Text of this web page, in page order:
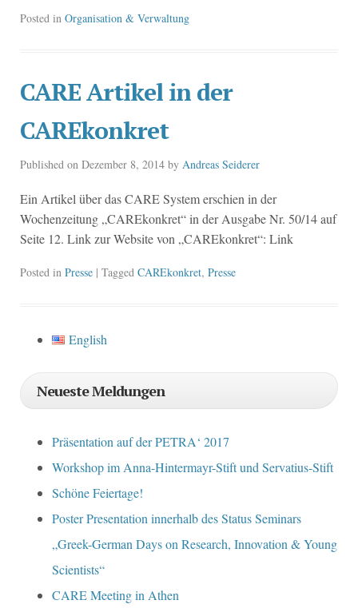
Posted in Organisation & Verwaltung
CARE Artikel in der
CAREkonkret
Published on Dezember 8, 2014 by Andreas Seiderer
Ein Artikel über das CARE System erschien in der
Wochenzeitung „CAREkonkret“ in der Ausgabe Nr. 50/14 auf
Seite 12. Link zur Website von „CAREkonkret“: Link
Posted in Presse | Tagged CAREkonkret, Presse
English
Neueste Meldungen
Präsentation auf der PETRA‘ 2017
Workshop im Anna-Hintermayr-Stift und Servatius-Stift
Schöne Feiertage!
Poster Presentation innerhalb des Status Seminars
„Greek-German Days on Research, Innovation & Young
Scientists“
CARE Meeting in Athen